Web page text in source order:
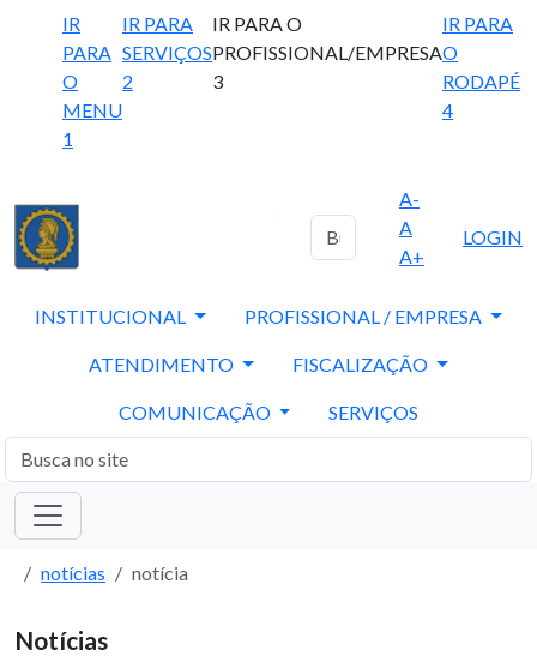
IR
PARA
O
MENU
1
IR PARA
SERVIÇOS
2
IR PARA O
PROFISSIONAL/EMPRESA
3
IR PARA
O
RODAPÉ
4
A-
A
A+
LOGIN
INSTITUCIONAL PROFISSIONAL / EMPRESA
ATENDIMENTO FISCALIZAÇÃO
COMUNICAÇÃO SERVIÇOS
notícias notícia
Notícias